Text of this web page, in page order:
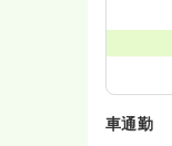
車通勤